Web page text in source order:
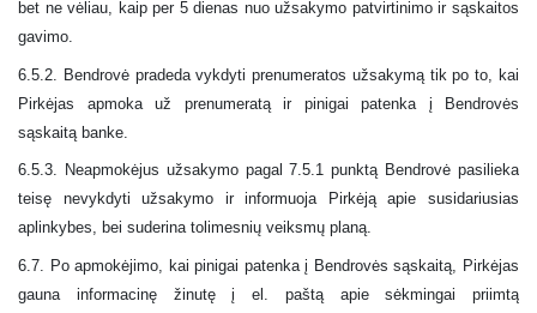
bet ne vėliau, kaip per 5 dienas nuo užsakymo patvirtinimo ir sąskaitos
gavimo.
6.5. 2. Bendrovė pradeda vykdyti prenumeratos užsakymą tik po to, kai
Pirkėjas apmoka už prenumeratą ir pinigai patenka į Bendrovės
sąskaitą banke.
6.5.3. Neapmokėjus užsakymo pagal 7.5.1 punktą Bendrovė pasilieka
teisę nevykdyti užsakymo ir informuoja Pirkėją apie susidariusias
aplinkybes, bei suderina tolimesnių veiksmų planą.
6.7. Po apmokėjimo, kai pinigai patenka į Bendrovės sąskaitą, Pirkėjas
gauna informacinę žinutę į el. paštą apie sėkmingai priimtą